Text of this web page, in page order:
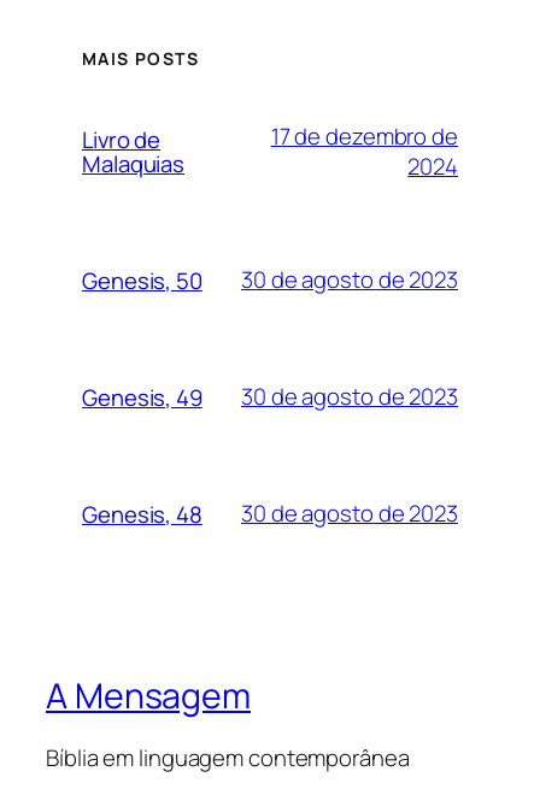
MAIS POSTS
Livro de
Malaquias
17 de dezembro de
2024
Genesis, 50 30 de agosto de 2023
Genesis, 49 30 de agosto de 2023
Genesis, 48 30 de agosto de 2023
A Mensagem
Bíblia em linguagem contemporânea